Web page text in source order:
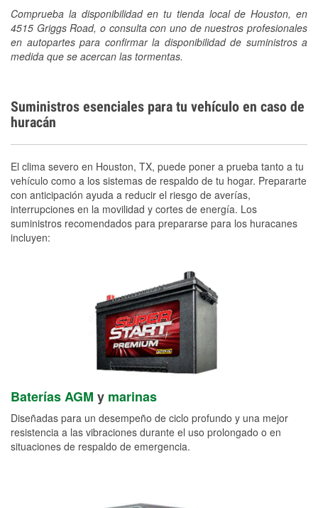
Comprueba la disponibilidad en tu tienda local de Houston, en
4515 Griggs Road, o consulta con uno de nuestros profesionales
en autopartes para confirmar la disponibilidad de suministros a
medida que se acercan las tormentas.
Suministros esenciales para tu vehículo en caso de
huracán
El clima severo en Houston, TX, puede poner a prueba tanto a tu
vehículo como a los sistemas de respaldo de tu hogar. Prepararte
con anticipación ayuda a reducir el riesgo de averías,
interrupciones en la movilidad y cortes de energía. Los
suministros recomendados para prepararse para los huracanes
incluyen:
Baterías AGM y marinas
Diseñadas para un desempeño de ciclo profundo y una mejor
resistencia a las vibraciones durante el uso prolongado o en
situaciones de respaldo de emergencia.